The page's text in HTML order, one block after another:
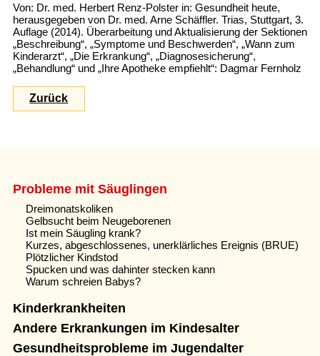
Von: Dr. med. Herbert Renz-Polster in: Gesundheit heute,
herausgegeben von Dr. med. Arne Schäffler. Trias, Stuttgart, 3.
Auflage (2014). Überarbeitung und Aktualisierung der Sektionen
„Beschreibung“, „Symptome und Beschwerden“, „Wann zum
Kinderarzt“, „Die Erkrankung“, „Diagnosesicherung“,
„Behandlung“ und „Ihre Apotheke empfiehlt“: Dagmar Fernholz
Zurück
Probleme mit Säuglingen
Dreimonatskoliken
Gelbsucht beim Neugeborenen
Ist mein Säugling krank?
Kurzes, abgeschlossenes, unerklärliches Ereignis (BRUE)
Plötzlicher Kindstod
Spucken und was dahinter stecken kann
Warum schreien Babys?
Kinderkrankheiten
Andere Erkrankungen im Kindesalter
Gesundheitsprobleme im Jugendalter